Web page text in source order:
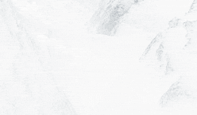
Solda all'Ortles